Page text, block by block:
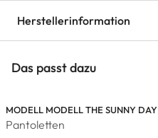
Herstellerinformation
Das passt dazu
MODELL MODELL THE SUNNY DAY
Pantoletten